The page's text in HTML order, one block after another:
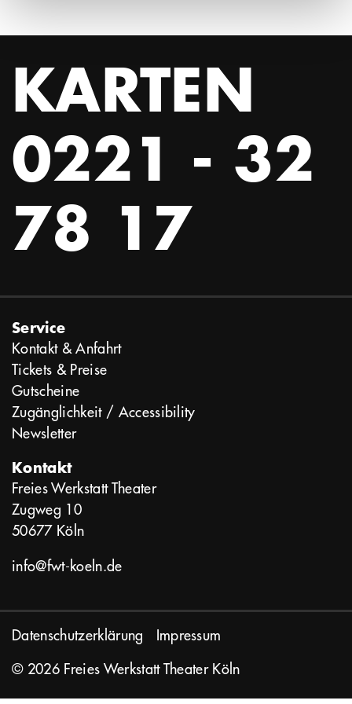
KARTEN
0221 - 32
78 17
Service
Kontakt & Anfahrt
Tickets & Preise
Gutscheine
Zugänglichkeit / Accessibility
Newsletter
Kontakt
Freies Werkstatt Theater
Zugweg 10
50677 Köln
info@fwt-koeln.de
Datenschutzerklärung
Impressum
© 2026 Freies Werkstatt Theater Köln